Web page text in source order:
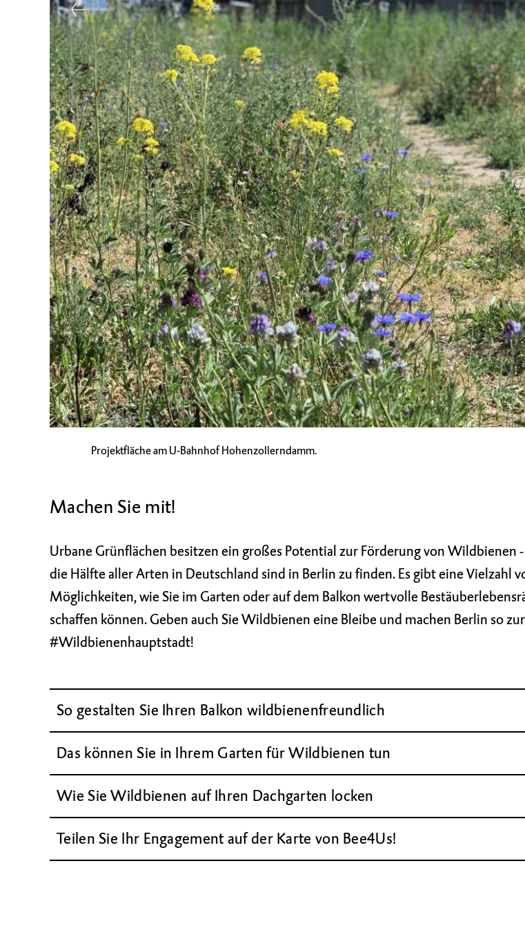
Projektfläche am U-Bahnhof Hohenzollerndamm.
Machen Sie mit!
Urbane Grünflächen besitzen ein großes Potential zur Förderung von Wildbienen -
die Hälfte aller Arten in Deutschland sind in Berlin zu finden. Es gibt eine Vielzahl
Möglichkeiten, wie Sie im Garten oder auf dem Balkon wertvolle
schaffen können. Geben auch Sie Wildbienen eine Bleibe und machen Berlin so zur
#Wildbienenhauptstadt!
So gestalten Sie Ihren Balkon wildbienenfreundlich
Das können Sie in Ihrem Garten für Wildbienen tun
Wie Sie Wildbienen auf Ihren Dachgarten locken
Teilen Sie Ihr Engagement auf der Karte von Bee4Us!